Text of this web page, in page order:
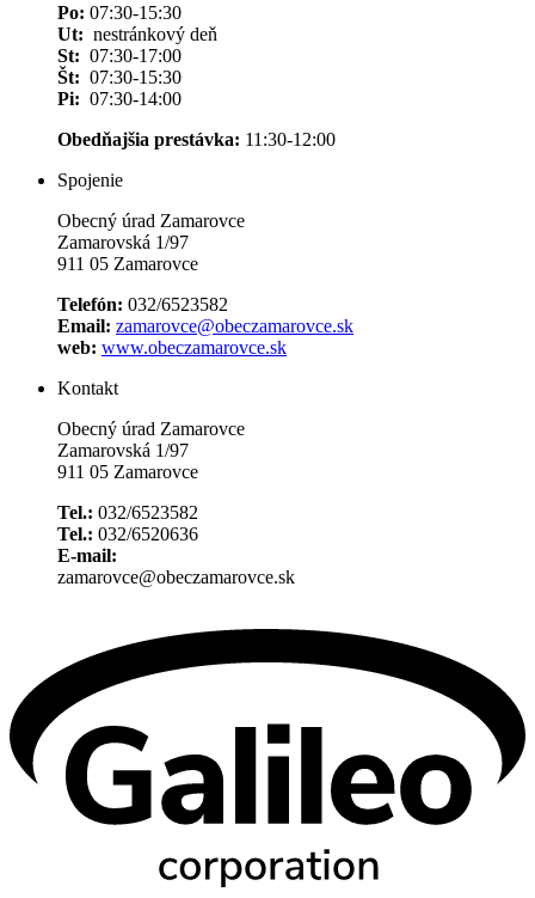
Po: 07:30-15:30
Ut: nestránkový deň
St: 07:30-17:00
Št: 07:30-15:30
Pi: 07:30-14:00
Obedňajšia prestávka: 11:30-12:00
Spojenie
Obecný úrad Zamarovce
Zamarovská 1/97
911 05 Zamarovce
Telefón: 032/6523582
Email: zamarovce@obeczamarovce.sk
web: www.obeczamarovce.sk
Kontakt
Obecný úrad Zamarovce
Zamarovská 1/97
911 05 Zamarovce
Tel.: 032/6523582
Tel.: 032/6520636
E-mail:
zamarovce@obeczamarovce.sk